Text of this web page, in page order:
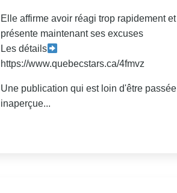
Elle affirme avoir réagi trop rapidement et
présente maintenant ses excuses
Les détails
https://www.quebecstars.ca/4fmvz
Une publication qui est loin d'être passée
inaperçue...